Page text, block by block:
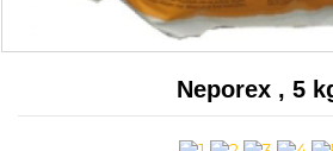
Neporex , 5